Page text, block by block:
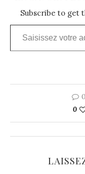
Subscribe to get
Saisissez votre adresse e-mail…
0